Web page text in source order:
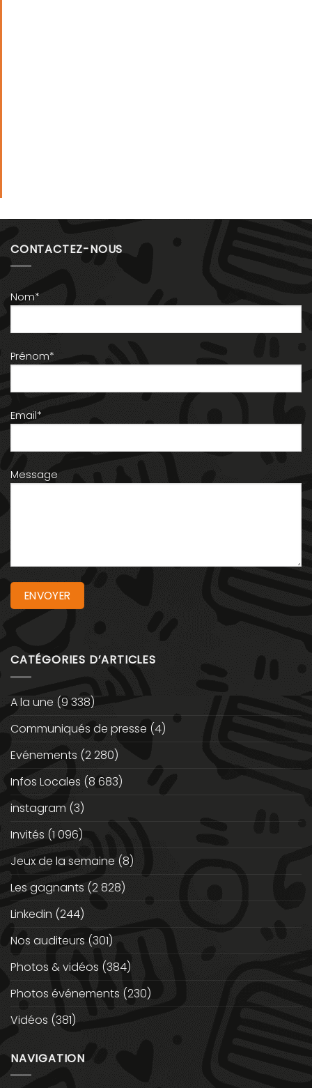
CONTACTEZ-NOUS
Nom*
Prénom*
Email*
Message
CATÉGORIES D’ARTICLES
A la une (9 338)
Communiqués de presse (4)
Evénements (2 280)
Infos Locales (8 683)
instagram (3)
Invités (1 096)
Jeux de la semaine (8)
Les gagnants (2 828)
Linkedin (244)
Nos auditeurs (301)
Photos & vidéos (384)
Photos événements (230)
Vidéos (381)
NAVIGATION